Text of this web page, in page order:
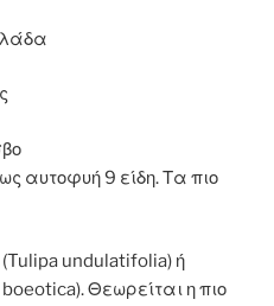
αυτοφυή 9 είδη. Τα πιο
undulatifolia) ή
Θεωρείται η πιο